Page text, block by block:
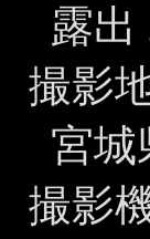
露出
撮影
宮城
撮影